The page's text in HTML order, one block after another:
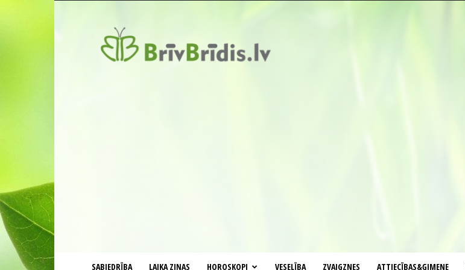
SABIEDRĪBA LAIKA ZIŅAS HOROSKOPI VESELĪBA ZVAIGZNES ATTIECĪBAS&ĢIMENE